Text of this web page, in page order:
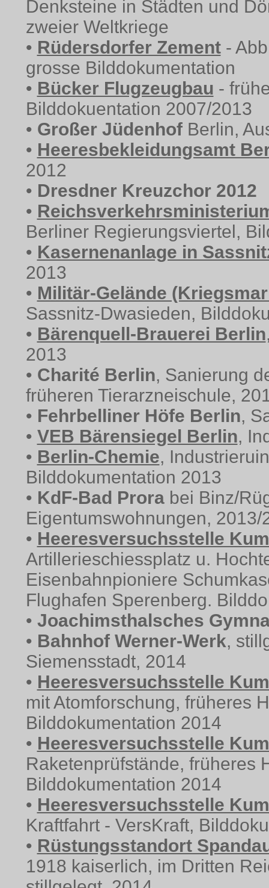
Denksteine in Städten und
zweier Weltkriege
• Rüdersdorfer Zement-
grosse Bilddokumentation
• Bücker Flugzeugbau -
Bilddokuentation 2007/2013
• Großer JüdenhofBerlin,
• Heeresbekleidungsamt
2012
• Dresdner Kreuzchor 2012
•
Berliner Regierungsviertel,
• Kasernenanlage in
2013
• Militär-Gelände
Sassnitz-Dwasieden,
• Bärenquell-Brauerei Berlin
2013
• Charité Berlin, Sanierung
früheren Tierarzneischule,
• Fehrbelliner Höfe Berlin,
• VEB Bärensiegel Berlin,
• Berlin-Chemie,
Bilddokumentation 2013
• KdF-Bad Prorabei Binz/
Eigentumswohnungen, 2013/
• Heeresversuchsstelle
Artillerieschiessplatz u.
Eisenbahnpioniere
Flughafen Sperenberg.
• Joachimsthalsches
• Bahnhof Werner-Werk,
Siemensstadt, 2014
• Heeresversuchsstelle
mit Atomforschung, früheres
Bilddokumentation 2014
• Heeresversuchsstelle
Raketenprüfstände, früheres
Bilddokumentation 2014
• Heeresversuchsstelle
Kraftfahrt - VersKraft,
• Rüstungsstandort
1918 kaiserlich, im Dritten